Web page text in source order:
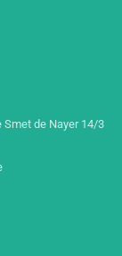
Smet de Nayer 14/3